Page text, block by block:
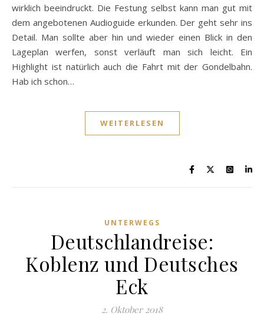
wirklich beeindruckt. Die Festung selbst kann man gut mit
dem angebotenen Audioguide erkunden. Der geht sehr ins
Detail. Man sollte aber hin und wieder einen Blick in den
Lageplan werfen, sonst verläuft man sich leicht. Ein
Highlight ist natürlich auch die Fahrt mit der Gondelbahn.
Hab ich schon…
WEITERLESEN
UNTERWEGS
Deutschlandreise:
Koblenz und Deutsches
Eck
2. Oktober 2018